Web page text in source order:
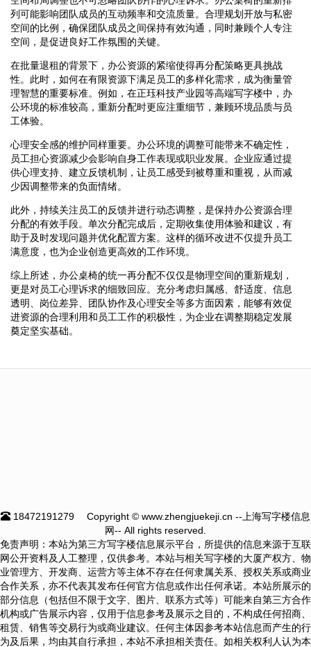
列可能影响团队成员的互动频率和交流质量。合理规划开放与私密
空间的比例，确保团队成员之间保持有效沟通，同时兼顾个人专注
空间，是促进良好工作氛围的关键。
在批量退租的背景下，办公资源的紧缩使得再分配策略更具挑战
性。此时，如何在有限资源下满足员工的多样化需求，成为衡量管
理智慧的重要标准。例如，在正珏科技产业园等高端写字楼中，办
公环境的标准较高，重新分配时更应注重细节，兼顾环境品质与员
工体验。
心理安全感的维护同样重要。办公环境的调整可能带来不确定性，
员工担心资源减少会影响自身工作表现或职业发展。企业应通过提
供心理支持、建立反馈机制，让员工感受到被尊重和重视，从而减
少因调整带来的负面情绪。
此外，持续关注员工的反馈并进行动态调整，是保持办公资源合理
分配的有效手段。单次分配完成后，定期收集使用体验和建议，有
助于及时发现问题并优化配置方案。这样的循环改进不仅提升员工
满意度，也为企业创造更高效的工作环境。
综上所述，办公桌椅的统一再分配不仅仅是物理空间的重新规划，
更是对员工心理诉求的细致回应。充分考虑归属感、舒适度、信息
透明、岗位差异、团队协作及心理安全等多方面因素，能够有效促
进资源的合理利用和员工工作的积极性，为企业在调整期稳定发展
奠定坚实基础。
18472191279
Copyright © www.zhengjuekeji.cn --上海写字楼信息
网-- All rights reserved.
免责声明：本站为第三方写字楼信息展示平台，所提供的信息来源于互联
网公开资料及人工整理，仅供参考。本站与相关写字楼的大厦产权方、物
业管理方、开发商、运营方等主体不存在任何隶属关系、授权关系或商业
合作关系，亦不代表其发布任何官方信息或作出任何承诺。本站所展示的
部分信息（包括但不限于文字、图片、联系方式等）可能来自第三方合作
机构或广告展示内容，仅用于信息参考及展示之目的，不构成任何招商、
租赁、销售等交易行为或商业建议。任何主体因参考本站信息而产生的行
为及后果，均由其自行承担，本站不承担相关责任。如相关权利人认为本